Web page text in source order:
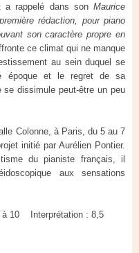
a rappelé dans son Maurice
rédaction, pour piano
son caractère propre en
ce climat qui ne manque
au sein duquel se
époque et le regret de sa
dissimule peut-être un peu
Colonne, à Paris, du 5 au 7
initié par Aurélien Pontier.
du pianiste français, il
aux sensations
10 Interprétation : 8,5